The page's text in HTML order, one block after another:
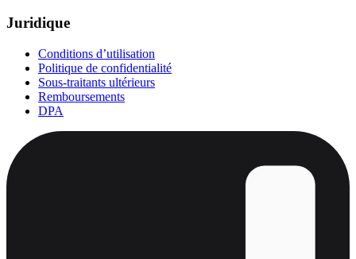
Juridique
Conditions d’utilisation
Politique de confidentialité
Sous-traitants ultérieurs
Remboursements
DPA